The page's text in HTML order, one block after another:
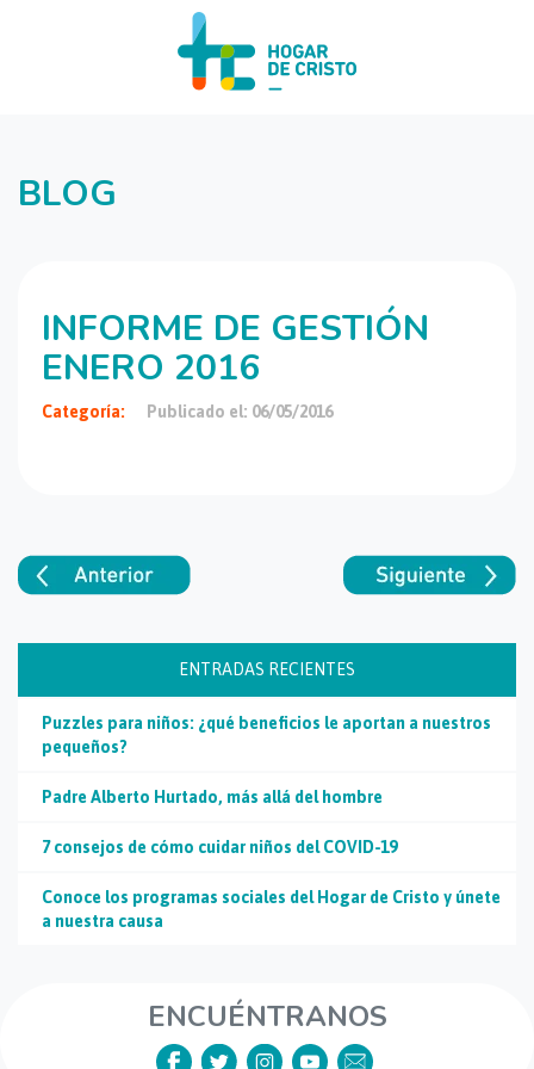
BLOG
INFORME DE GESTIÓN
ENERO 2016
Categoría: Publicado el: 06/05/2016
ENTRADAS RECIENTES
Puzzles para niños: ¿qué beneficios le aportan a nuestros
pequeños?
Padre Alberto Hurtado, más allá del hombre
7 consejos de cómo cuidar niños del COVID-19
Conoce los programas sociales del Hogar de Cristo y únete
a nuestra causa
ENCUÉNTRANOS